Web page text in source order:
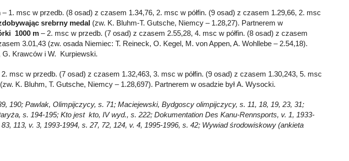
– 1. msc w przedb. (8 osad) z czasem 1.34,76, 2. msc w półfin. (9 osad) z czasem 1.29,66, 2. msc
srebrny medal (zw. K. Bluhm-T. Gutsche, Niemcy – 1.28,27). Partnerem w
1000 m – 2. msc w przedb. (7 osad) z czasem 2.55,28, 4. msc w półfin. (8 osad) z czasem
3.01,43 (zw. osada Niemiec: T. Reineck, O. Kegel, M. von Appen, A. Wohllebe – 2.54,18).
G. Krawców i W. Kurpiewski.
msc w przedb. (7 osad) z czasem 1.32,463, 3. msc w półfin. (9 osad) z czasem 1.30,243, 5. msc
K. Bluhm, T. Gutsche, Niemcy – 1.28,697). Partnerem w osadzie był A. Wysocki.
190; Pawlak, Olimpijczycy, s. 71; Maciejewski, Bydgoscy olimpijczycy, s. 11, 18, 19, 23, 31;
s. 194-195; Kto jest kto, IV wyd., s. 222; Dokumentation Des Kanu-Rennsports, v. 1, 1933-
113, v. 3, 1993-1994, s. 27, 72, 124, v. 4, 1995-1996, s. 42; Wywiad środowiskowy (ankieta